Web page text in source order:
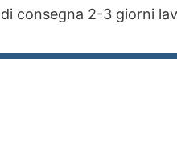
consegna 2-3 giorni